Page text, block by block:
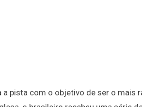
pista com o objetivo de ser o mais